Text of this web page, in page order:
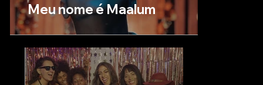
Meu nome é Maalum